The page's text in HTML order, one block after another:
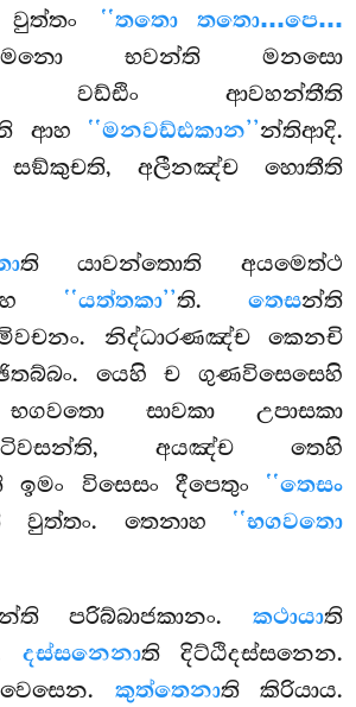
වුත්තං ‘‘තතො තතො…පෙ…
භවන්ති මනසො
වඩ්ඪිං ආවහන්තීති
ආහ ‘‘මනවඩ්ඪකාන’’න්තිආදි.
අලීනඤ්ච හොතීති
තියාවන්තොති අයමෙත්ථ
‘‘යත්තකා’’ති. තෙසන්ති
නිද්ධාරණඤ්ච කෙනචි
යෙහි ච ගුණවිසෙසෙහි
සාවකා උපාසකා
අයඤ්ච තෙහි
විසෙසං දීපෙතුං ‘‘තෙසං
වුත්තං. තෙනාහ ‘‘භගවතො
පරිබ්බාජකානං. කථායාති
දස්සනෙනාති දිට්ඨිදස්සනෙන.
කුත්තෙනාති කිරියාය.